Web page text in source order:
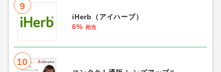
9
iHerb（アイハーブ）
6% 相当
10